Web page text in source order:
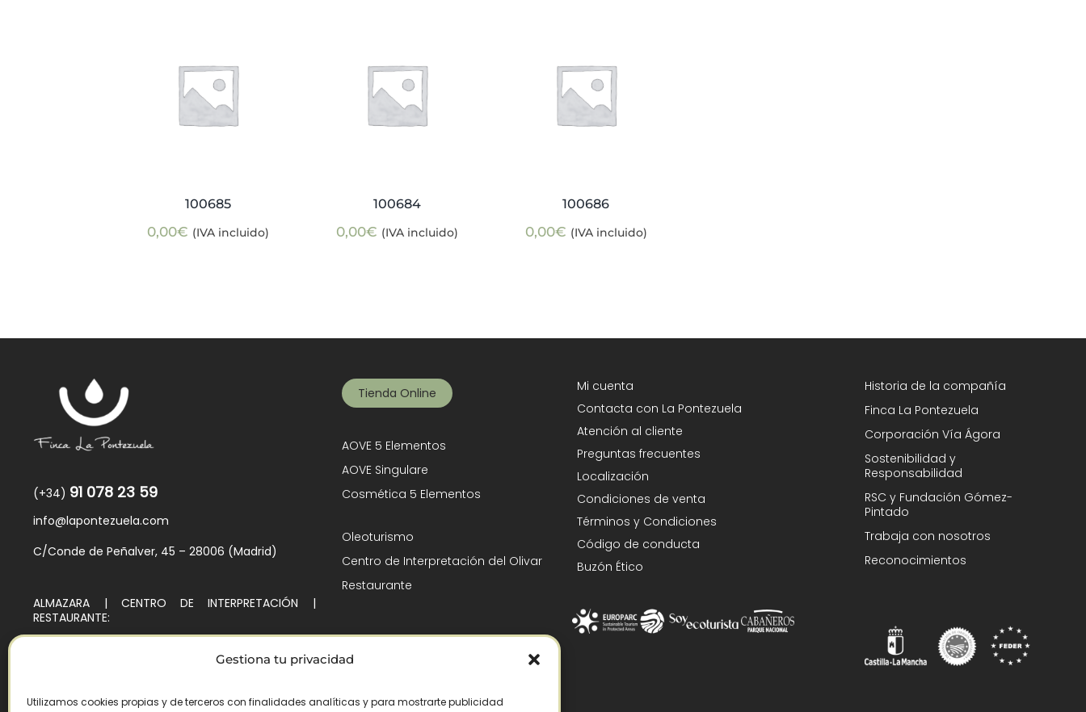
Gestiona tu privacidad
Utilizamos cookies propias y de terceros con finalidades analíticas y para mostrarte publicidad
100685
0,00€ (IVA incluido)
100684
0,00€ (IVA incluido)
100686
0,00€ (IVA incluido)
(+34) 91 078 23 59
info@lapontezuela.com
C/Conde de Peñalver, 45 – 28006 (Madrid)
ALMAZARA | CENTRO DE INTERPRETACIÓN |
RESTAURANTE:
45140 – Los Navalmorales (Toledo)
Tienda Online
AOVE 5 Elementos
AOVE Singulare
Cosmética 5 Elementos
Oleoturismo
Centro de Interpretación del Olivar
Restaurante
Mi cuenta
Contacta con La Pontezuela
Atención al cliente
Preguntas frecuentes
Localización
Condiciones de venta
Términos y Condiciones
Código de conducta
Buzón Ético
Historia de la compañía
Finca La Pontezuela
Corporación Vía Ágora
Sostenibilidad y
Responsabilidad
RSC y Fundación Gómez-
Pintado
Trabaja con nosotros
Reconocimientos